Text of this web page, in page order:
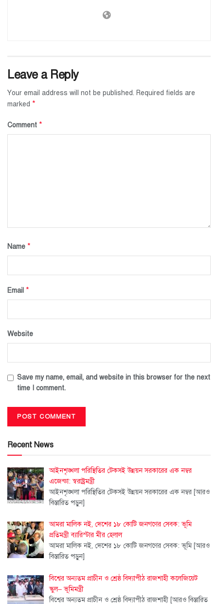
Leave a Reply
Your email address will not be published. Required fields are
marked *
Comment *
Name *
Email *
Website
Save my name, email, and website in this browser for the next
time I comment.
Recent News
আইনশৃঙ্খলা পরিস্থিতির টেকসই উন্নয়ন সরকারের এক নম্বর
এজেন্ডা: স্বরাষ্ট্রমন্ত্রী
আইনশৃঙ্খলা পরিস্থিতির টেকসই উন্নয়ন সরকারের এক নম্বর [আরও
বিস্তারিত পড়ুন]
আমরা মালিক নই, দেশের ১৮ কোটি জনগণের সেবক: ভূমি
প্রতিমন্ত্রী ব্যারিস্টার মীর হেলাল
আমরা মালিক নই, দেশের ১৮ কোটি জনগণের সেবক: ভূমি [আরও
বিস্তারিত পড়ুন]
বিশ্বের অন্যতম প্রাচীন ও শ্রেষ্ঠ বিদ্যাপীঠ রাজশাহী কলেজিয়েট
স্কুল– ভূমিমন্ত্রী
বিশ্বের অন্যতম প্রাচীন ও শ্রেষ্ঠ বিদ্যাপীঠ রাজশাহী [আরও বিস্তারিত